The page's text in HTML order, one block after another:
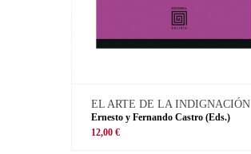
EL ARTE DE LA INDIGNACIÓN
Ernesto y Fernando Castro (Eds.)
12,00 €